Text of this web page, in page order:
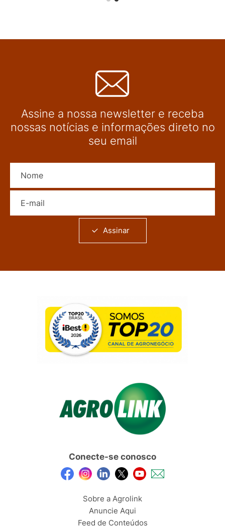
Assine a nossa newsletter e receba
nossas notícias e informações direto no
seu email
Assinar
Conecte-se conosco
Sobre a Agrolink
Anuncie Aqui
Feed de Conteúdos